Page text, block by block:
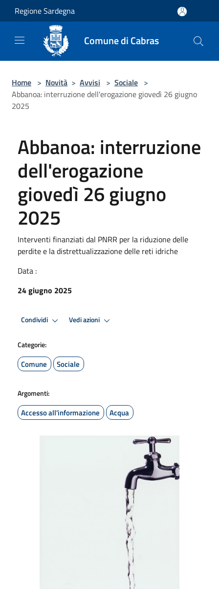
Salta al contenuto principale
Regione Sardegna
Comune di Cabras
Home > Novità > Avvisi > Sociale >
Abbanoa: interruzione dell'erogazione giovedì 26 giugno
2025
Abbanoa: interruzione
dell'erogazione
giovedì 26 giugno
2025
Interventi finanziati dal PNRR per la riduzione delle
perdite e la distrettualizzazione delle reti idriche
Data :
24 giugno 2025
Condividi Vedi azioni
Categorie:
Comune Sociale
Argomenti:
Accesso all'informazione Acqua